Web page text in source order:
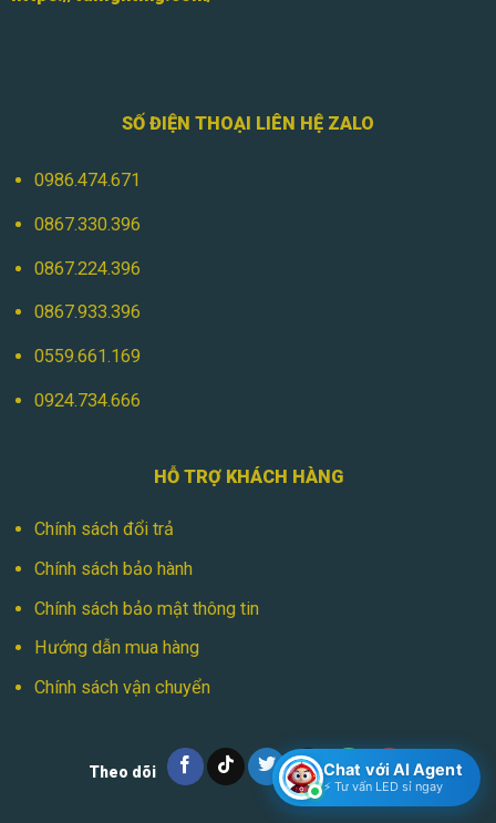
SỐ ĐIỆN THOẠI LIÊN HỆ ZALO
0986.474.671
0867.330.396
0867.224.396
0867.933.396
0559.661.169
0924.734.666
HỖ TRỢ KHÁCH HÀNG
Chính sách đổi trả
Chính sách bảo hành
Chính sách bảo mật thông tin
Hướng dẫn mua hàng
Chính sách vận chuyển
Theo dõi Chat với AI Agent
⚡ Tư vấn LED sỉ ngay